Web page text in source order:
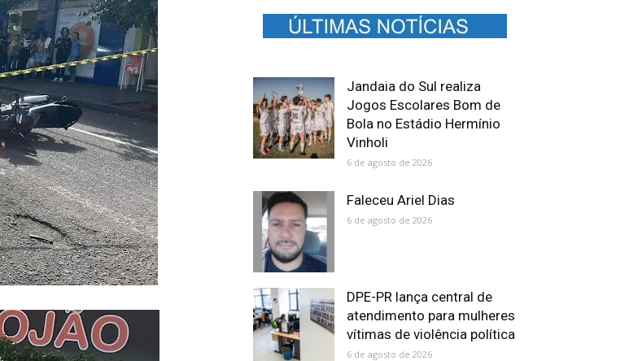
Jandaia do Sul realiza
Jogos Escolares Bom de
Bola no Estádio Hermínio
Vinholi
6 de agosto de 2026
Faleceu Ariel Dias
6 de agosto de 2026
DPE-PR lança central de
atendimento para mulheres
vítimas de violência política
6 de agosto de 2026